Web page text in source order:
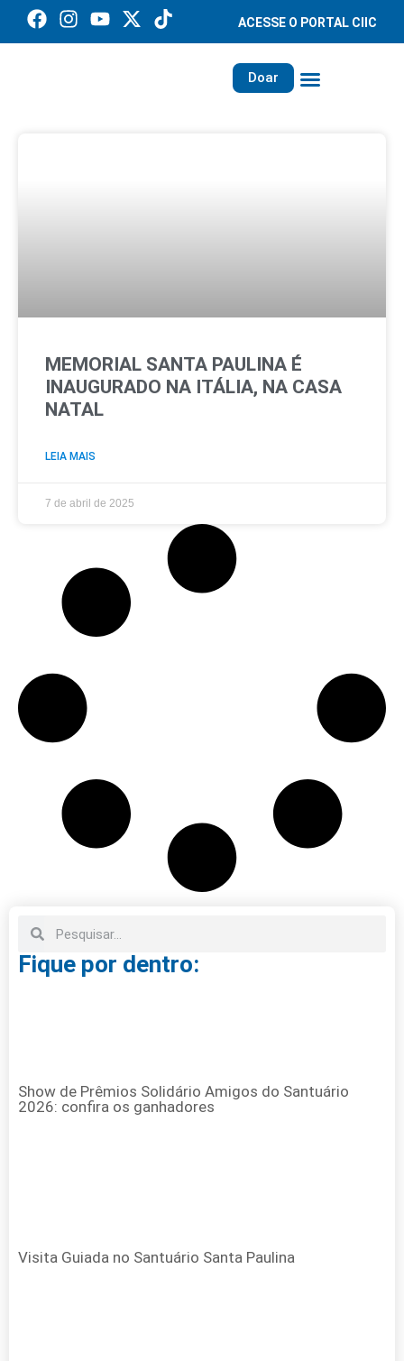
ACESSE O PORTAL CIIC
Doar
MEMORIAL SANTA PAULINA É
INAUGURADO NA ITÁLIA, NA CASA
NATAL
LEIA MAIS
7 de abril de 2025
Fique por dentro:
Show de Prêmios Solidário Amigos do Santuário
2026: confira os ganhadores
Visita Guiada no Santuário Santa Paulina